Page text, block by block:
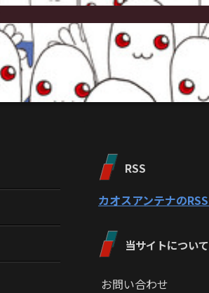
RSS
カオスアンテナのRSS
当サイトについて
お問い合わせ